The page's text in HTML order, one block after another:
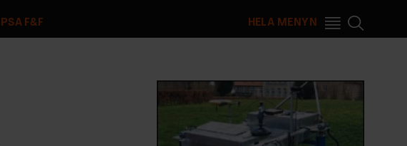
F&F HELA MENYN